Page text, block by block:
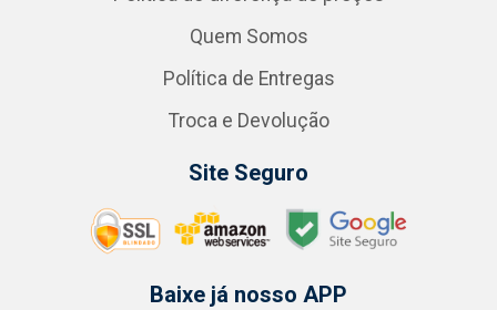
Quem Somos
Política de Entregas
Troca e Devolução
Site Seguro
Baixe já nosso APP